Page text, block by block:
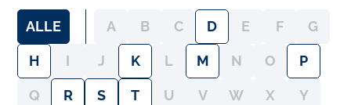
ALLE A B C D E F G
H I J K L M N O P
Q R S T U V W X Y